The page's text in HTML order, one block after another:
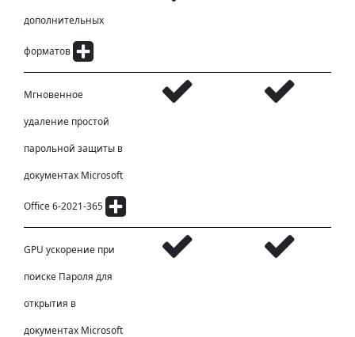
дополнительных
форматов
Мгновенное
удаление простой
парольной защиты в
документах Microsoft
Office 6-2021-365
GPU ускорение при
поиске Пароля для
открытия в
документах Microsoft